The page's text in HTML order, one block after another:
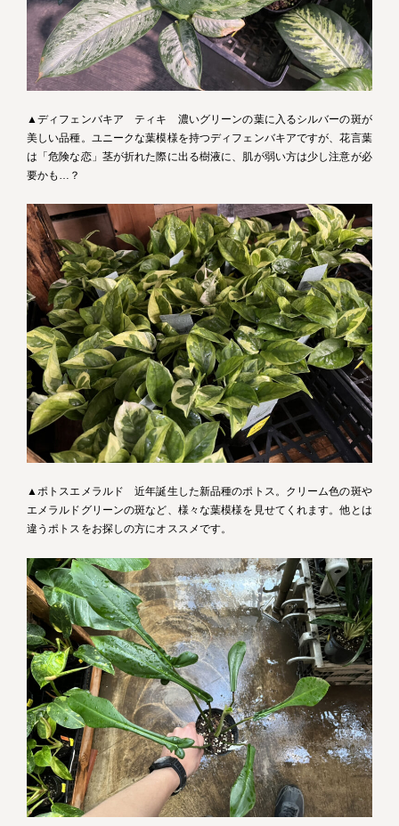
▲ディフェンバキア ティキ 濃いグリーンの葉に入るシルバーの斑が
美しい品種。ユニークな葉模様を持つディフェンバキアですが、花言葉
は「危険な恋」茎が折れた際に出る樹液に、肌が弱い方は少し注意が必
要かも…？
▲ポトスエメラルド 近年誕生した新品種のポトス。クリーム色の斑や
エメラルドグリーンの斑など、様々な葉模様を見せてくれます。他とは
違うポトスをお探しの方にオススメです。